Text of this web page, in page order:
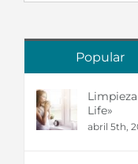
Popular
Life»
abril 5th,